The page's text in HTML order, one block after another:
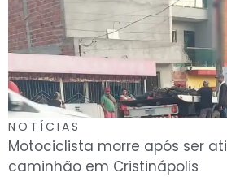
NOTÍCIAS
Motociclista morre após ser
caminhão em Cristinápolis